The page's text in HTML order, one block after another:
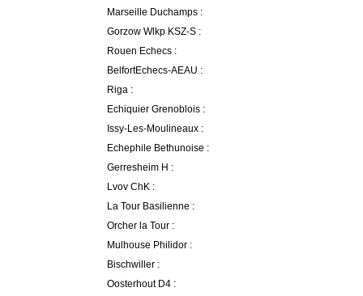
Marseille Duchamps :
Gorzow Wlkp KSZ-S :
Rouen Echecs :
BelfortEchecs-AEAU :
Riga :
Echiquier Grenoblois :
Issy-Les-Moulineaux :
Echephile Bethunoise :
Gerresheim H :
Lvov ChK :
La Tour Basilienne :
Orcher la Tour :
Mulhouse Philidor :
Bischwiller :
Oosterhout D4 :